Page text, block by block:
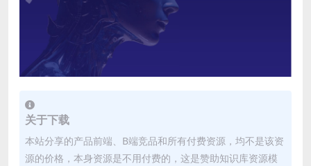
关于下载
本站分享的产品前端、B端竞品和所有付费资源，均不是该资
源的价格，本身资源是不用付费的，这是赞助知识库资源模